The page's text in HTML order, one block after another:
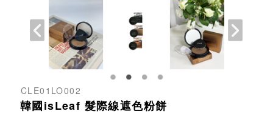
CLE01LO002
韓國isLeaf 髮際線遮色粉餅